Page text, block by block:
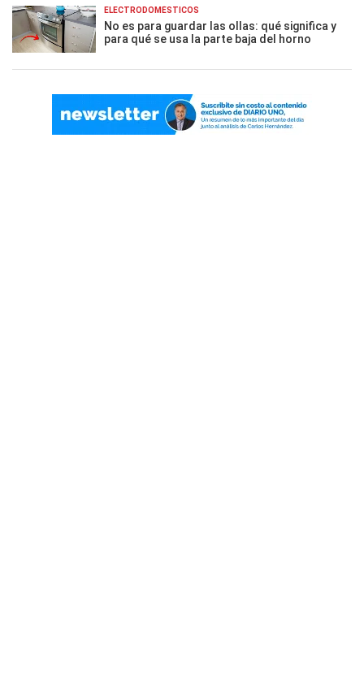
ELECTRODOMÉSTICOS
No es para guardar las ollas: qué significa y
para qué se usa la parte baja del horno